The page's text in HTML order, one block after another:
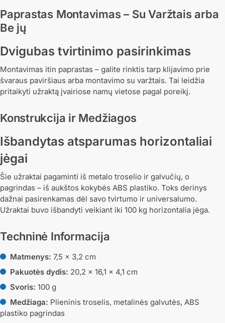
Paprastas Montavimas – Su Varžtais arba
Be jų
Dvigubas tvirtinimo pasirinkimas
Montavimas itin paprastas – galite rinktis tarp klijavimo prie
švaraus paviršiaus arba montavimo su varžtais. Tai leidžia
pritaikyti užraktą įvairiose namų vietose pagal poreikį.
Konstrukcija ir Medžiagos
Išbandytas atsparumas horizontaliai
jėgai
Šie užraktai pagaminti iš metalo troselio ir galvučių, o
pagrindas – iš aukštos kokybės ABS plastiko. Toks derinys
dažnai pasirenkamas dėl savo tvirtumo ir universalumo.
Užraktai buvo išbandyti veikiant iki 100 kg horizontalia jėga.
Techninė Informacija
Matmenys: 7,5 x 3,2 cm
Pakuotės dydis: 20,2 x 16,1 x 4,1 cm
Svoris: 100 g
Medžiaga: Plieninis troselis, metalinės galvutės, ABS
plastiko pagrindas